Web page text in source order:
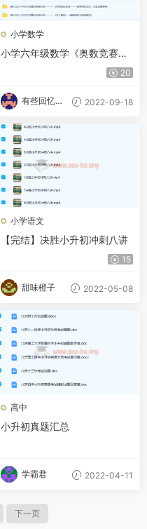
小学数学
小学六年级数学《奥数竞赛秋
20
有些回忆忘
2022-09-18
小学语文
【完结】决胜小升初冲刺八讲
15
甜味橙子 2022-05-08
高中
小升初真题汇总
学霸君 2022-04-11
下一页